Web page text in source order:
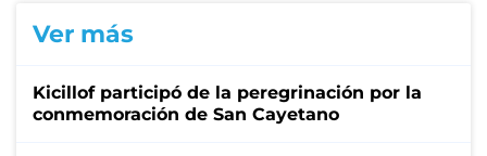
Ver más
Kicillof participó de la peregrinación por la
conmemoración de San Cayetano